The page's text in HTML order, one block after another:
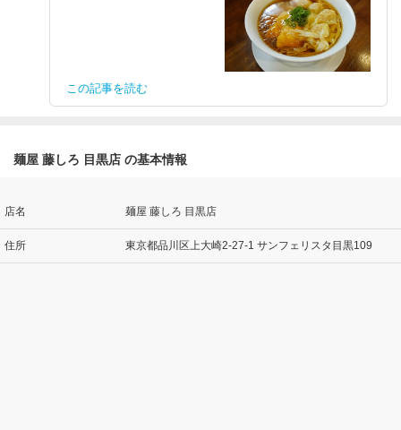
この記事を読む
麺屋 藤しろ 目黒店 の基本情報
店名 麺屋 藤しろ 目黒店
住所 東京都品川区上大崎2-27-1 サンフェリスタ目黒109